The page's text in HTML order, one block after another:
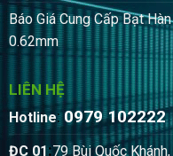
Báo Giá Cung Cấp Bạt
0.62mm
LIÊN HỆ
Hotline: 0979 102222
ĐC 01:79 Bùi Quốc